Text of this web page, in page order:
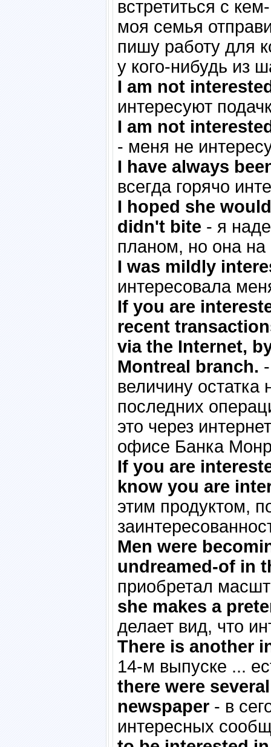
встретиться с
моя семья
пишу работу для
у кого-нибудь из
I am not
интересуют
I am not
- меня не
I have always
всегда горячо
I hoped she
didn't bite - я
планом, но она на
I was mildly
интересовала
If you are
recent
via the Internet,
Montreal branch.
величину остатка
последних
это через
офисе Банка
If you are
know you are
этим продуктом,
Men were
undreamed-of in
приобретал
she makes a
делает вид, что
There is another
14-м выпуске ...
there were
newspaper - в
интересных